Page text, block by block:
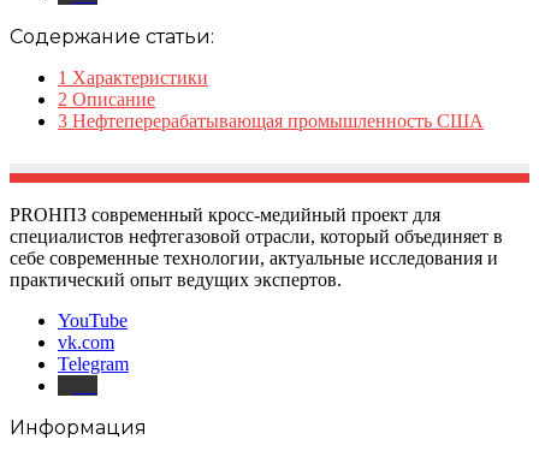
Содержание статьи:
1 Характеристики
2 Описание
3 Нефтеперерабатывающая промышленность США
PROНПЗ современный кросс-медийный проект для
специалистов нефтегазовой отрасли, который объединяет в
себе современные технологии, актуальные исследования и
практический опыт ведущих экспертов.
YouTube
vk.com
Telegram
Информация